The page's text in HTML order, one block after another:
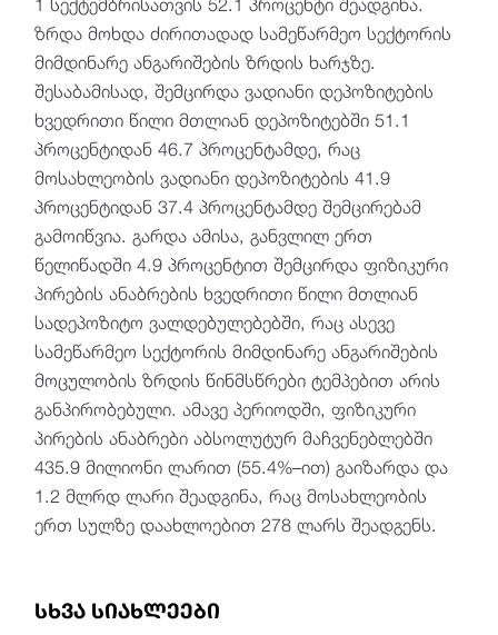
ზრდა მოხდა ძირითადად სამეწარმეო სექტორის
მიმდინარე ანგარიშების ზრდის ხარჯზე.
შესაბამისად, შემცირდა ვადიანი დეპოზიტების
ხვედრითი წილი მთლიან დეპოზიტებში 51.1
პროცენტიდან 46.7 პროცენტამდე, რაც
მოსახლეობის ვადიანი დეპოზიტების 41.9
პროცენტიდან 37.4 პროცენტამდე შემცირებამ
გამოიწვია. გარდა ამისა, განვლილ ერთ
წელიწადში 4.9 პროცენტით შემცირდა ფიზიკური
პირების ანაბრების ხვედრითი წილი მთლიან
სადეპოზიტო ვალდებულებებში, რაც ასევე
სამეწარმეო სექტორის მიმდინარე ანგარიშების
მოცულობის ზრდის წინმსწრები ტემპებით არის
განპირობებული. ამავე პერიოდში, ფიზიკური
პირების ანაბრები აბსოლუტურ მაჩვენებლებში
435.9 მილიონი ლარით (55.4%–ით) გაიზარდა და
1.2 მლრდ ლარი შეადგინა, რაც მოსახლეობის
ერთ სულზე დაახლოებით 278 ლარს შეადგენს.
სხვა სიახლეები